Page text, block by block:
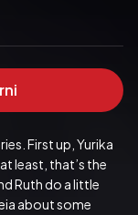
First up, Yurika
least, that’s the
Ruth do a little
about some